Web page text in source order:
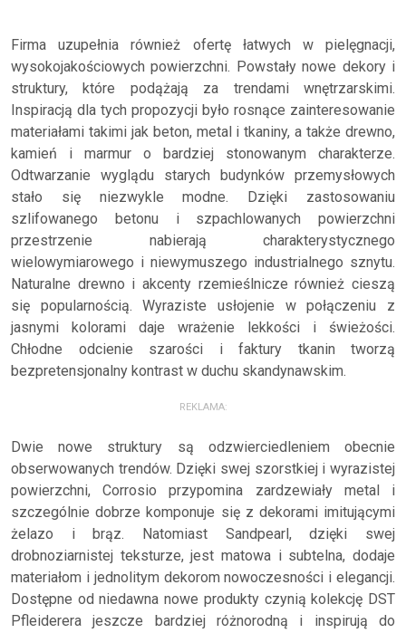
Firma uzupełnia również ofertę łatwych w pielęgnacji,
wysokojakościowych powierzchni. Powstały nowe dekory i
struktury, które podążają za trendami wnętrzarskimi.
Inspiracją dla tych propozycji było rosnące zainteresowanie
materiałami takimi jak beton, metal i tkaniny, a także drewno,
kamień i marmur o bardziej stonowanym charakterze.
Odtwarzanie wyglądu starych budynków przemysłowych
stało się niezwykle modne. Dzięki zastosowaniu
szlifowanego betonu i szpachlowanych powierzchni
przestrzenie nabierają charakterystycznego
wielowymiarowego i niewymuszego industrialnego sznytu.
Naturalne drewno i akcenty rzemieślnicze również cieszą
się popularnością. Wyraziste usłojenie w połączeniu z
jasnymi kolorami daje wrażenie lekkości i świeżości.
Chłodne odcienie szarości i faktury tkanin tworzą
bezpretensjonalny kontrast w duchu skandynawskim.
REKLAMA:
Dwie nowe struktury są odzwierciedleniem obecnie
obserwowanych trendów. Dzięki swej szorstkiej i wyrazistej
powierzchni, Corrosio przypomina zardzewiały metal i
szczególnie dobrze komponuje się z dekorami imitującymi
żelazo i brąz. Natomiast Sandpearl, dzięki swej
drobnoziarnistej teksturze, jest matowa i subtelna, dodaje
materiałom i jednolitym dekorom nowoczesności i elegancji.
Dostępne od niedawna nowe produkty czynią kolekcję DST
Pfleiderera jeszcze bardziej różnorodną i inspirują do